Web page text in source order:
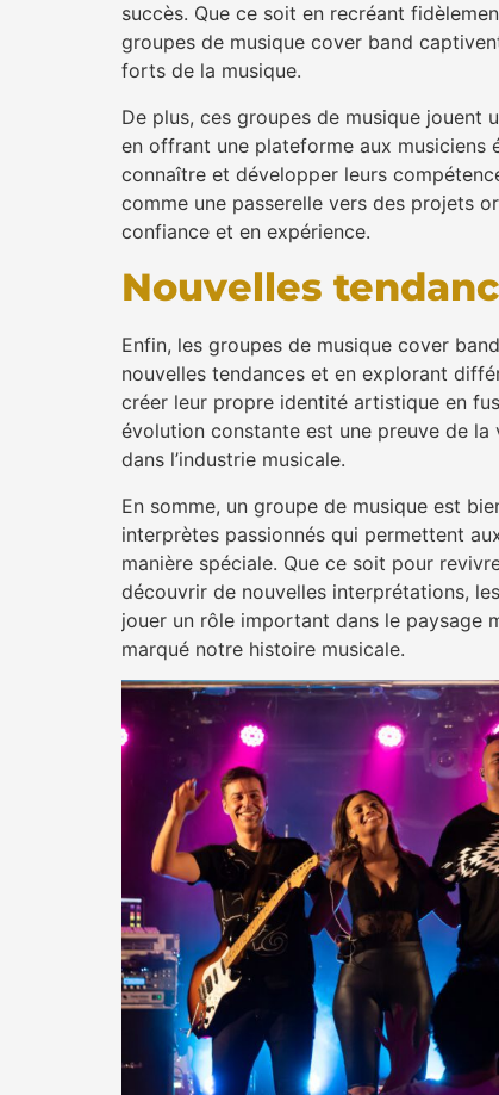
succès. Que ce soit en recréant
groupes de musique cover band
forts de la musique.
De plus, ces groupes de musique jouent
en offrant une plateforme aux musiciens
connaître et développer leurs
comme une passerelle vers des projets
confiance et en expérience.
Nouvelles
Enfin, les groupes de musique cover
nouvelles tendances et en explorant
créer leur propre identité artistique en
évolution constante est une preuve de
dans l’industrie musicale.
En somme, un groupe de musique est
interprètes passionnés qui permettent
manière spéciale. Que ce soit pour
découvrir de nouvelles interprétations,
jouer un rôle important dans le paysage
marqué notre histoire musicale.